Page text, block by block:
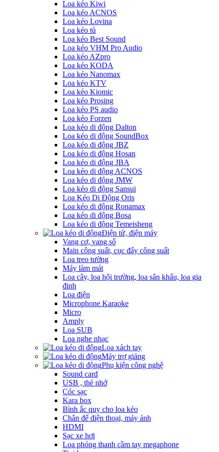
Loa kéo Kiwi
Loa kéo ACNOS
Loa kéo Lovina
Loa kéo tủ
Loa kéo Best Sound
Loa kéo VHM Pro Audio
Loa kéo AZpro
Loa kéo KODA
Loa kéo Nanomax
Loa kéo KTV
Loa kéo Kiomic
Loa kéo Prosing
Loa kéo PS audio
Loa kéo Forzen
Loa kéo di động Dalton
Loa kéo di động SoundBox
Loa kéo di động JBZ
Loa kéo di động Hosan
Loa kéo di động JBA
Loa kéo di động ACNOS
Loa kéo di động JMW
Loa kéo di động Sansui
Loa Kéo Di Động Oris
Loa kéo di động Ronamax
Loa kéo di động Bosa
Loa kéo di động Temeisheng
Điện tử, điện máy
Vang cơ, vang số
Main công suất, cục đẩy công suất
Loa treo tường
Máy làm mát
Loa cây, loa hội trường, loa sân khấu, loa gia
đinh
Loa điện
Microphone Karaoke
Micro
Amply
Loa SUB
Loa nghe nhạc
Loa xách tay
Máy trợ giảng
Phụ kiện công nghệ
Sound card
USB , thẻ nhớ
Cóc sạc
Kara box
Bình ắc quy cho loa kéo
Chân để điện thoại, máy ảnh
HDMI
Sạc xe hơi
Loa phóng thanh cầm tay megaphone